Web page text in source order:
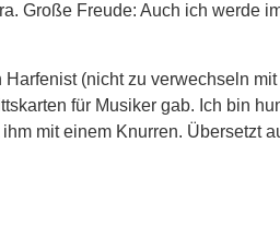
Große Freude: Auch ich werde
(nicht zu verwechseln
für Musiker gab. Ich bin
mit einem Knurren. Übersetzt